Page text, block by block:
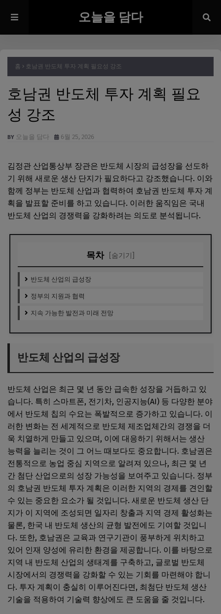
오늘을 담다
홈 호남권 반도체 투자 계획 필요성 강조
호남권 반도체 투자 계획 필요
성 강조
오늘을 담다 6월 25, 2026
김정관 산업통상부 장관은 반도체 시장의 급성장을 선도하
기 위해 새로운 생산 단지가 필요하다고 강조했습니다. 이와
함께 정부는 반도체 산업과 협력하여 호남권 반도체 투자 계
획을 발표할 준비를 하고 있습니다. 이러한 움직임은 국내
반도체 산업의 경쟁력을 강화하려는 의도로 분석됩니다.
목차 [숨기기]
반도체 산업의 급성장
정부의 지원과 협력
지속 가능한 발전과 미래 전망
반도체 산업의 급성장
반도체 산업은 최근 몇 년 동안 급속한 성장을 거듭하고 있
습니다. 특히 스마트폰, 전기차, 인공지능(AI) 등 다양한 분야
에서 반도체 칩의 수요는 폭발적으로 증가하고 있습니다. 이
러한 변화는 전 세계적으로 반도체 제조업체간의 경쟁을 더
욱 치열하게 만들고 있으며, 이에 대응하기 위해서는 생산
능력을 늘리는 것이 그 어느 때보다도 중요합니다. 호남권은
전통적으로 농업 중심 지역으로 알려져 있으나, 최근 몇 년
간 첨단 산업으로의 성장 가능성을 보여주고 있습니다. 정부
의 호남권 반도체 투자 계획은 이러한 지역의 경제를 견인할
수 있는 중요한 요소가 될 것입니다. 새로운 반도체 생산 단
지가 이 지역에 조성되면 일자리 창출과 지역 경제 활성화는
물론, 한국 내 반도체 생산의 균형 발전에도 기여할 것입니
다. 또한, 호남권은 교육과 연구기관이 풍부하게 위치하고
있어 인재 양성에 유리한 환경을 제공합니다. 이를 바탕으로
지역 내 반도체 산업의 생태계를 구축하고, 글로벌 반도체
시장에서의 경쟁력을 강화할 수 있는 기회를 마련해야 합니
다. 투자 계획이 충실히 이루어진다면, 최첨단 반도체 생산
기술을 적용하여 기술력 향상에도 큰 도움을 줄 것입니다.